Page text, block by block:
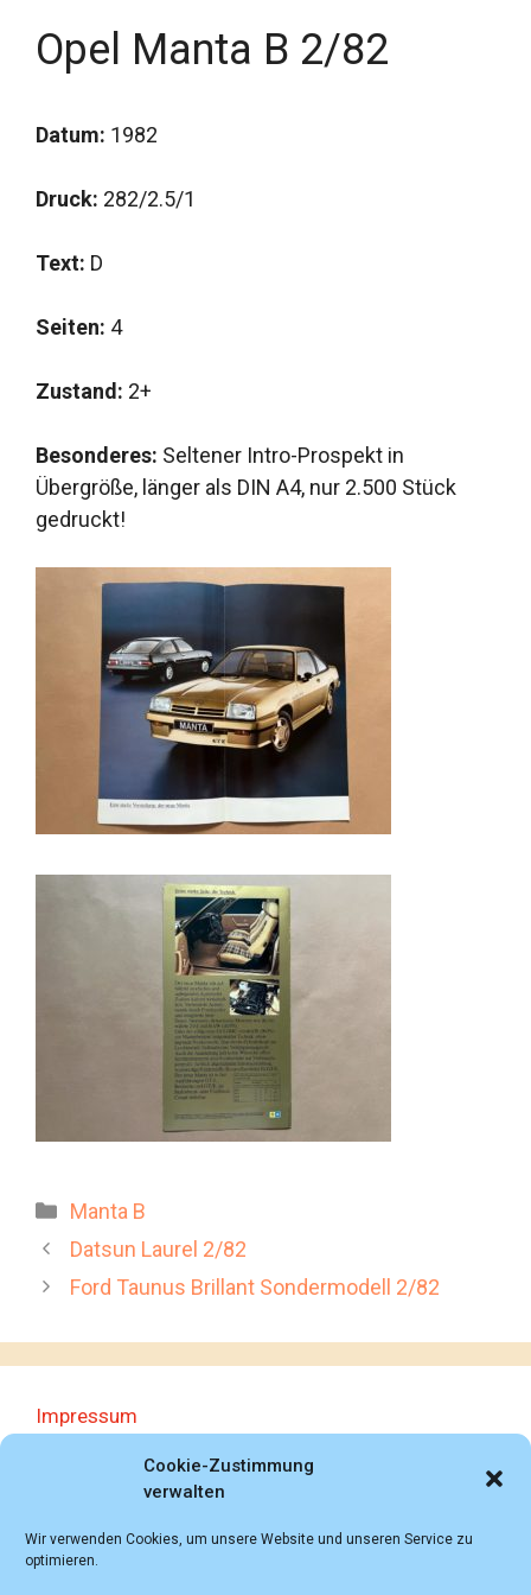
Cookie-Zustimmung
verwalten
Wir verwenden Cookies, um unsere Website und unseren Service zu
optimieren.
Opel Manta B 2/82
Datum: 1982
Druck: 282/2.5/1
Text: D
Seiten: 4
Zustand: 2+
Besonderes: Seltener Intro-Prospekt in
Übergröße, länger als DIN A4, nur 2.500 Stück
gedruckt!
Kategorien
Manta B
Datsun Laurel 2/82
Ford Taunus Brillant Sondermodell 2/82
Impressum
Datenschutzerklärung